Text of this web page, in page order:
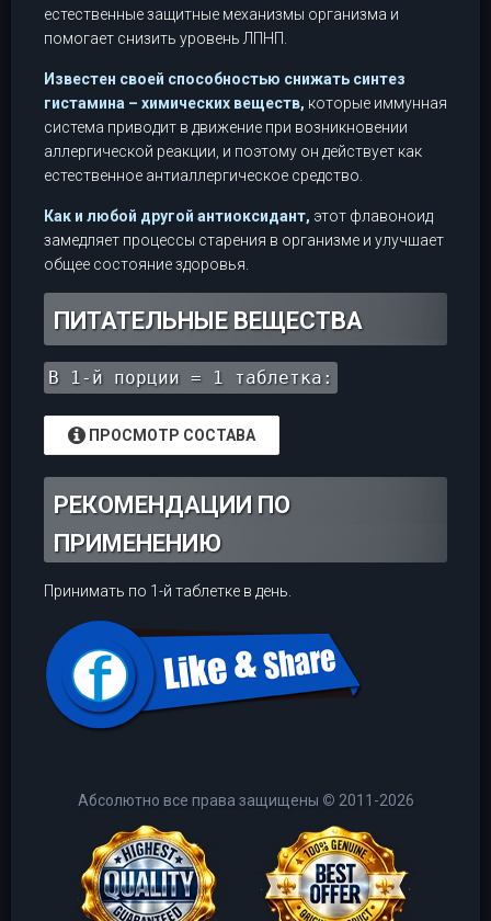
естественные защитные механизмы организма и
помогает снизить уровень ЛПНП.
Известен своей способностью снижать синтез
гистамина – химических веществ, которые иммунная
система приводит в движение при возникновении
аллергической реакции, и поэтому он действует как
естественное антиаллергическое средство.
Как и любой другой антиоксидант, этот флавоноид
замедляет процессы старения в организме и улучшает
общее состояние здоровья.
ПИТАТЕЛЬНЫЕ ВЕЩЕСТВА
В 1-й порции = 1 таблетка:
ПРОСМОТР СОСТАВА
РЕКОМЕНДАЦИИ ПО
ПРИМЕНЕНИЮ
Принимать по 1-й таблетке в день.
Абсолютно все права защищены © 2011-2026